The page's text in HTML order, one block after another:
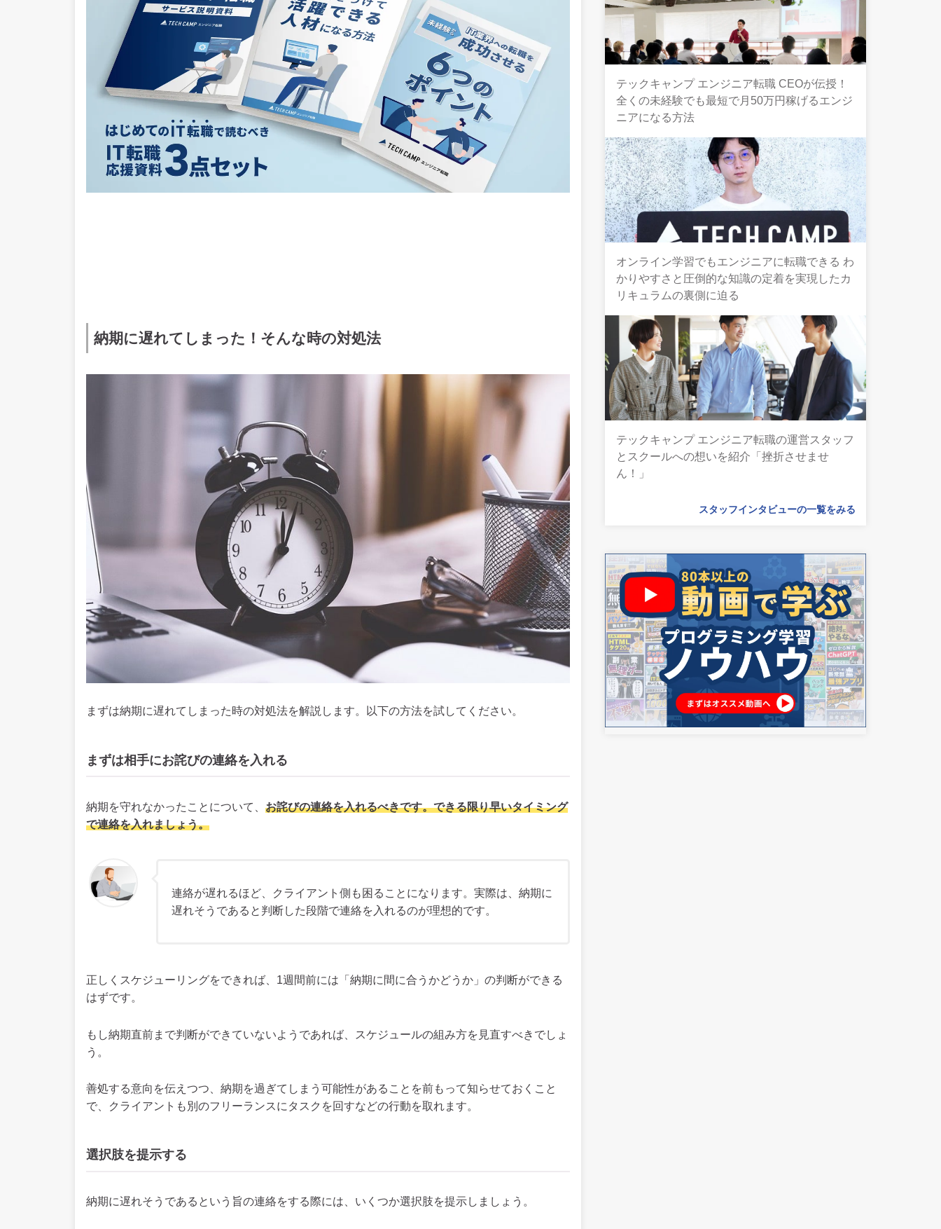
納期に遅れてしまった！そんな時の対処法
まずは納期に遅れてしまった時の対処法を解説します。以下の方法を試してください。
まずは相手にお詫びの連絡を入れる
納期を守れなかったことについて、 お詫びの連絡を入れるべきです。できる限り早いタイミング
で連絡を入れましょう。
連絡が遅れるほど、クライアント側も困ることになります。実際は、納期に
遅れそうであると判断した段階で連絡を入れるのが理想的です。
正しくスケジューリングをできれば、1週間前には「納期に間に合うかどうか」の判断ができる
はずです。
もし納期直前まで判断ができていないようであれば、スケジュールの組み方を見直すべきでしょ
う。
善処する意向を伝えつつ、納期を過ぎてしまう可能性があることを前もって知らせておくこと
で、クライアントも別のフリーランスにタスクを回すなどの行動を取れます。
選択肢を提示する
納期に遅れそうであるという旨の連絡をする際には、いくつか選択肢を提示しましょう。
テックキャンプ エンジニア転職 CEOが伝授！
全くの未経験でも最短で月50万円稼げるエンジ
ニアになる方法
オンライン学習でもエンジニアに転職できる わ
かりやすさと圧倒的な知識の定着を実現したカ
リキュラムの裏側に迫る
テックキャンプ エンジニア転職の運営スタッフ
とスクールへの想いを紹介「挫折させませ
ん！」
スタッフインタビューの一覧をみる